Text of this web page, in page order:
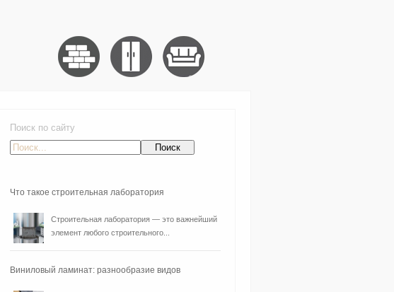
Поиск по сайту
Что такое строительная лаборатория
Строительная лаборатория — это важнейший
элемент любого строительного...
Виниловый ламинат: разнообразие видов